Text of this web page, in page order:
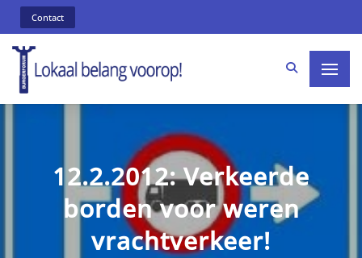
Contact
12.2.2012: Verkeerde
borden voor weren
vrachtverkeer!